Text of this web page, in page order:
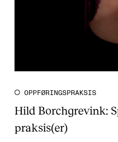
INTERNASJONALT
Internasjonal strategi
Samarbeidsprosjekter
Nettverk
OPPFØRINGSPRAKSIS
Hild Borchgrevink:
praksis(er)